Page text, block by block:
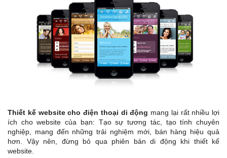
Thiết kế website cho điện thoại di động mang lại rất nhiều lợi
ích cho website của bạn: Tạo sự tương tác, tạo tính chuyên
nghiệp, mang đến những trải nghiệm mới, bán hàng hiệu quả
hơn. Vậy nên, đừng bỏ qua phiên bản di động khi thiết kế
website.